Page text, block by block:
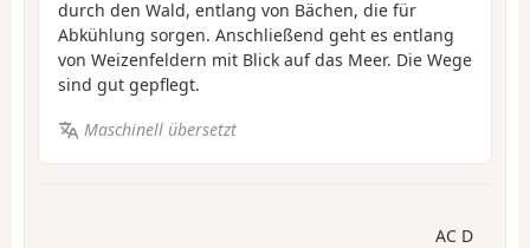
durch den Wald, entlang von Bächen, die für
Abkühlung sorgen. Anschließend geht es entlang
von Weizenfeldern mit Blick auf das Meer. Die Wege
sind gut gepflegt.
Maschinell übersetzt
AC D